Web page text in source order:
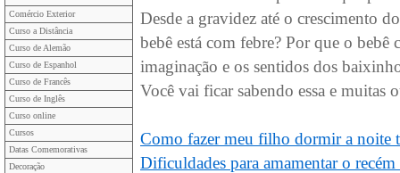
Comércio Exterior
Curso a Distância
Curso de Alemão
Curso de Espanhol
Curso de Francês
Curso de Inglês
Curso online
Cursos
Datas Comemorativas
Decoração
Desde a gravidez até o crescimento
bebê está com febre? Por que o
imaginação e os sentidos dos
Você vai ficar sabendo essa e muitas
Como fazer meu filho dormir a noite
Dificuldades para amamentar o recém